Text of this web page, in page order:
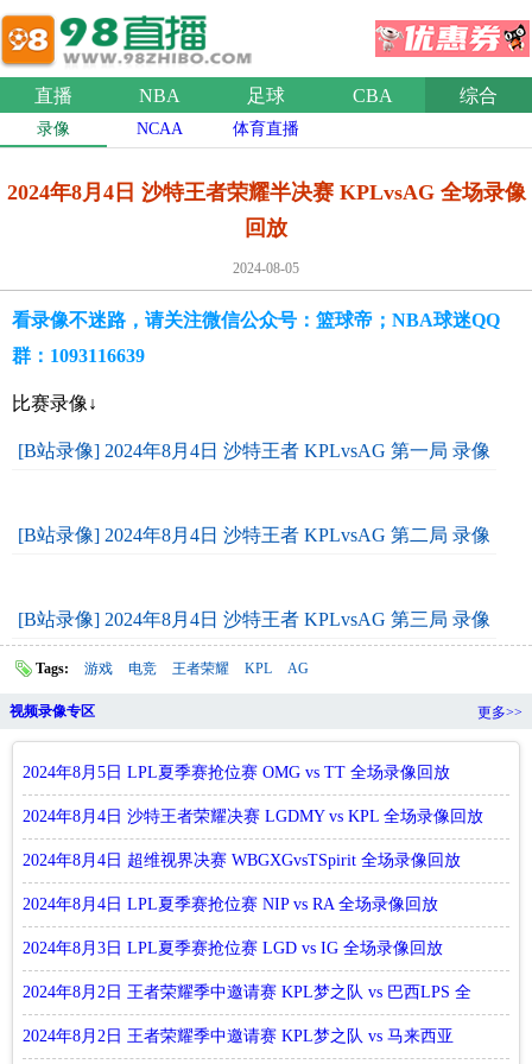
直播 NBA 足球 CBA 综合
录像 NCAA 体育直播
2024年8月4日 沙特王者荣耀半决赛 KPLvsAG 全场录像
回放
2024-08-05
看录像不迷路，请关注微信公众号：篮球帝；NBA球迷QQ
群：1093116639
比赛录像↓
[B站录像] 2024年8月4日 沙特王者 KPLvsAG 第一局 录像
[B站录像] 2024年8月4日 沙特王者 KPLvsAG 第二局 录像
[B站录像] 2024年8月4日 沙特王者 KPLvsAG 第三局 录像
Tags: 游戏 电竞 王者荣耀 KPL AG
视频录像专区 更多>>
2024年8月5日 LPL夏季赛抢位赛 OMG vs TT 全场录像回放
2024年8月4日 沙特王者荣耀决赛 LGDMY vs KPL 全场录像回放
2024年8月4日 超维视界决赛 WBGXGvsTSpirit 全场录像回放
2024年8月4日 LPL夏季赛抢位赛 NIP vs RA 全场录像回放
2024年8月3日 LPL夏季赛抢位赛 LGD vs IG 全场录像回放
2024年8月2日 王者荣耀季中邀请赛 KPL梦之队 vs 巴西LPS 全
场录像回放
2024年8月2日 王者荣耀季中邀请赛 KPL梦之队 vs 马来西亚